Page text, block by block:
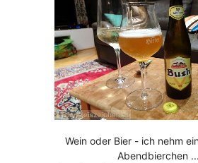
Wein oder Bier - ich nehm
Abendbierchen ...